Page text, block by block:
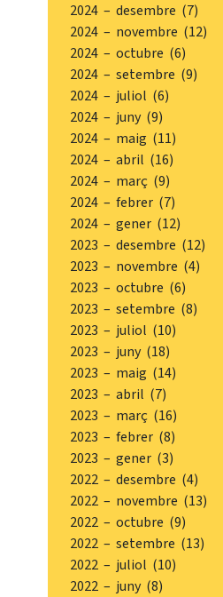
2024 – desembre (7)
2024 – novembre (12)
2024 – octubre (6)
2024 – setembre (9)
2024 – juliol (6)
2024 – juny (9)
2024 – maig (11)
2024 – abril (16)
2024 – març (9)
2024 – febrer (7)
2024 – gener (12)
2023 – desembre (12)
2023 – novembre (4)
2023 – octubre (6)
2023 – setembre (8)
2023 – juliol (10)
2023 – juny (18)
2023 – maig (14)
2023 – abril (7)
2023 – març (16)
2023 – febrer (8)
2023 – gener (3)
2022 – desembre (4)
2022 – novembre (13)
2022 – octubre (9)
2022 – setembre (13)
2022 – juliol (10)
2022 – juny (8)